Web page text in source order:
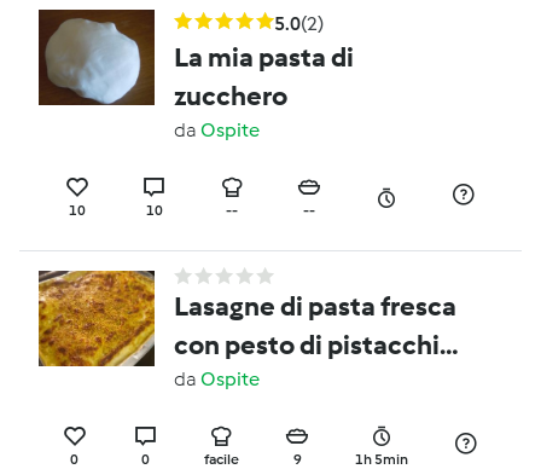
5.0(2)
La mia pasta di
zucchero
da Ospite
10 10 -- --
Lasagne di pasta fresca
con pesto di pistacchio
e besciamella
da Ospite
0 0 facile 9 1h 5min